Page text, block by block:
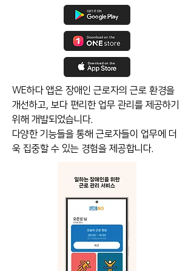
WE하다 앱은 장애인 근로자의 근로 환경을
개선하고, 보다 편리한 업무 관리를 제공하기
위해 개발되었습니다.
다양한 기능들을 통해 근로자들이 업무에 더
욱 집중할 수 있는 경험을 제공합니다.